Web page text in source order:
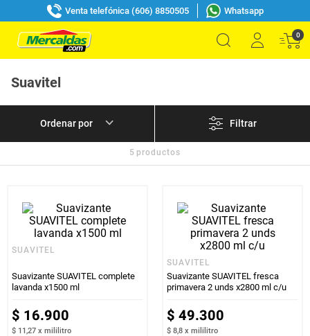
Venta telefónica (606) 8850505 Whatsapp
0
Suavitel
Filtrar
5 productos
SUAVITEL
Suavizante SUAVITEL complete
lavanda x1500 ml
$ 16.900
$ 11,27 x mililitro
SUAVITEL
Suavizante SUAVITEL fresca
primavera 2 unds x2800 ml c/u
$ 49.300
$ 8,8 x mililitro